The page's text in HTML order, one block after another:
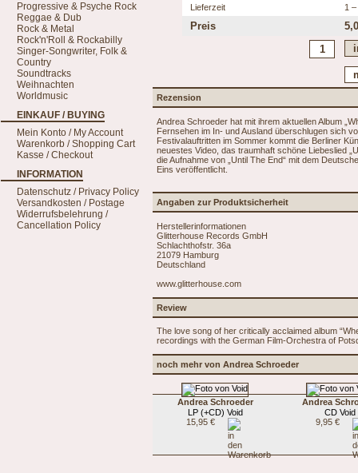
Progressive & Psyche Rock
Reggae & Dub
Rock & Metal
Rock'n'Roll & Rockabilly
Singer-Songwriter, Folk &
Country
Soundtracks
Weihnachten
Worldmusic
EINKAUF / BUYING
Mein Konto / My Account
Warenkorb / Shopping Cart
Kasse / Checkout
INFORMATION
Datenschutz / Privacy Policy
Versandkosten / Postage
Widerrufsbelehrung /
Cancellation Policy
Lieferzeit
1
Preis
Rezension
Andrea Schroeder hat mit ihrem aktuellen Album
Fernsehen im In- und Ausland überschlugen sich
Festivalauftritten im Sommer kommt die Berliner
neuestes Video, das traumhaft schöne Liebeslied
die Aufnahme von „Until The End“ mit dem
Eins veröffentlicht.
Angaben zur Produktsicherheit
Herstellerinformationen
Glitterhouse Records GmbH
Schlachthofstr. 36a
21079 Hamburg
Deutschland
www.glitterhouse.com
Review
The love song of her critically acclaimed album
recordings with the German Film-Orchestra of
noch mehr von Andrea Schroeder
Andrea Schroeder
LP (+CD) Void
15,95 €
Andrea
CD Void
9,95 €